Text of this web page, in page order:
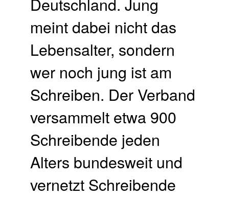
meint dabei nicht das
Lebensalter, sondern
wer noch jung ist am
Schreiben. Der Verband
versammelt etwa 900
Schreibende jeden
Alters bundesweit und
vernetzt Schreibende